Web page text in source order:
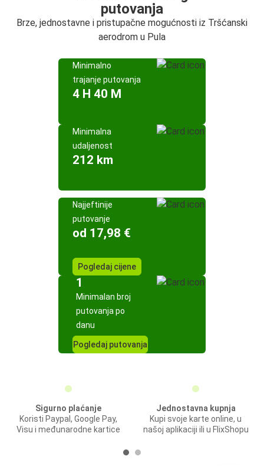
putovanja
Brze, jednostavne i pristupačne mogućnosti iz Tršćanski
aerodrom u Pula
Minimalno
trajanje putovanja
4 H 40 M
Minimalna
udaljenost
212 km
Najjeftinije
putovanje
od 17,98 €
Pogledaj cijene
1
Minimalan broj
putovanja po
danu
Pogledaj putovanja
Sigurno plaćanje
Koristi Paypal, Google Pay,
Visu i međunarodne kartice
Jednostavna kupnja
Kupi svoje karte online, u
našoj aplikaciji ili u FlixShopu